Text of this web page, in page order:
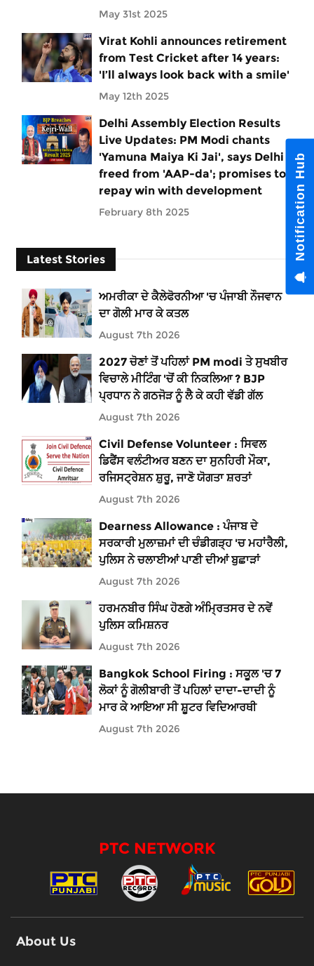
May 31st 2025
Virat Kohli announces retirement
from Test Cricket after 14 years:
'I’ll always look back with a smile'
May 12th 2025
Delhi Assembly Election Results
Live Updates: PM Modi chants
'Yamuna Maiya Ki Jai', says Delhi
freed from 'AAP-da'; promises to
repay win with development
February 8th 2025
Latest Stories
ਅਮਰੀਕਾ ਦੇ ਕੈਲੇਫੋਰਨੀਆ 'ਚ ਪੰਜਾਬੀ ਨੌਜਵਾਨ
ਦਾ ਗੋਲੀ ਮਾਰ ਕੇ ਕਤਲ
August 7th 2026
2027 ਚੋਣਾਂ ਤੋਂ ਪਹਿਲਾਂ PM modi ਤੇ ਸੁਖਬੀਰ
ਵਿਚਾਲੇ ਮੀਟਿੰਗ 'ਚੋਂ ਕੀ ਨਿਕਲਿਆ ? BJP
ਪ੍ਰਧਾਨ ਨੇ ਗਠਜੋੜ ਨੂੰ ਲੈ ਕੇ ਕਹੀ ਵੱਡੀ ਗੱਲ
August 7th 2026
Civil Defense Volunteer : ਸਿਵਲ
ਡਿਫੈਂਸ ਵਲੰਟੀਅਰ ਬਣਨ ਦਾ ਸੁਨਹਿਰੀ ਮੌਕਾ,
ਰਜਿਸਟ੍ਰੇਸ਼ਨ ਸ਼ੁਰੂ, ਜਾਣੋ ਯੋਗਤਾ ਸ਼ਰਤਾਂ
August 7th 2026
Dearness Allowance : ਪੰਜਾਬ ਦੇ
ਸਰਕਾਰੀ ਮੁਲਾਜ਼ਮਾਂ ਦੀ ਚੰਡੀਗੜ੍ਹ 'ਚ ਮਹਾਂਰੈਲੀ,
ਪੁਲਿਸ ਨੇ ਚਲਾਈਆਂ ਪਾਣੀ ਦੀਆਂ ਬੁਛਾੜਾਂ
August 7th 2026
ਹਰਮਨਬੀਰ ਸਿੰਘ ਹੋਣਗੇ ਅੰਮ੍ਰਿਤਸਰ ਦੇ ਨਵੇਂ
ਪੁਲਿਸ ਕਮਿਸ਼ਨਰ
August 7th 2026
Bangkok School Firing : ਸਕੂਲ 'ਚ 7
ਲੋਕਾਂ ਨੂੰ ਗੋਲੀਬਾਰੀ ਤੋਂ ਪਹਿਲਾਂ ਦਾਦਾ-ਦਾਦੀ ਨੂੰ
ਮਾਰ ਕੇ ਆਇਆ ਸੀ ਸ਼ੂਟਰ ਵਿਦਿਆਰਥੀ
August 7th 2026
PTC NETWORK
About Us
Notification Hub